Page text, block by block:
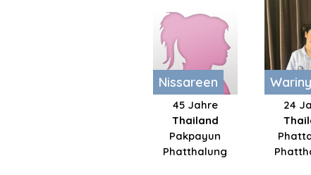
Nissareen
45 Jahre
Thailand
Pakpayun
Phatthalung
24